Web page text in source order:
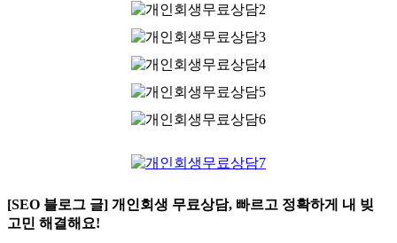
[SEO 블로그 글] 개인회생 무료상담, 빠르고 정확하게 내 빚
고민 해결해요!